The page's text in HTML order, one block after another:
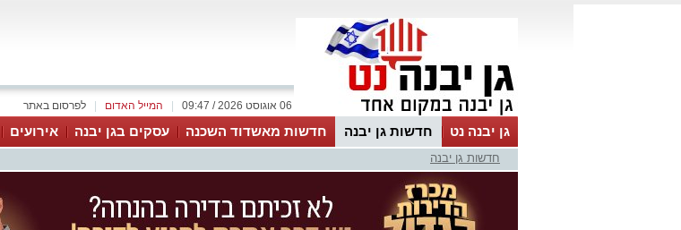
לפרסום באתר המייל האדום 06 אוגוסט 2026 / 09:47
גן יבנה נט חדשות גן יבנה חדשות מאשדוד השכנה עסקים בגן יבנה אירועים
MyKehila
חדשות גן יבנה